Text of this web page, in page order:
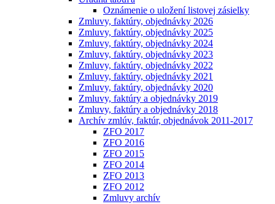
Oznámenie o uložení listovej zásielky
Zmluvy, faktúry, objednávky 2026
Zmluvy, faktúry, objednávky 2025
Zmluvy, faktúry, objednávky 2024
Zmluvy, faktúry, objednávky 2023
Zmluvy, faktúry, objednávky 2022
Zmluvy, faktúry, objednávky 2021
Zmluvy, faktúry, objednávky 2020
Zmluvy, faktúry a objednávky 2019
Zmluvy, faktúry a objednávky 2018
Archív zmlúv, faktúr, objednávok 2011-2017
ZFO 2017
ZFO 2016
ZFO 2015
ZFO 2014
ZFO 2013
ZFO 2012
Zmluvy archív